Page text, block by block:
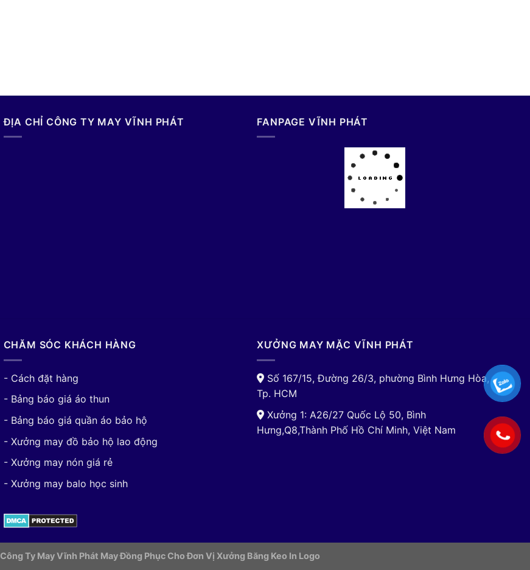
ĐỊA CHỈ CÔNG TY MAY VĨNH PHÁT FANPAGE VĨNH PHÁT
CHĂM SÓC KHÁCH HÀNG
- Cách đặt hàng
- Bảng báo giá áo thun
- Bảng báo giá quần áo bảo hộ
- Xưởng may đồ bảo hộ lao động
- Xưởng may nón giá rẻ
- Xưởng may balo học sinh
XƯỞNG MAY MẶC VĨNH PHÁT
Số 167/15, Đường 26/3, phường Bình Hưng Hòa,
Tp. HCM
Xưởng 1: A26/27 Quốc Lộ 50, Bình
Hưng,Q8,Thành Phố Hồ Chí Minh, Việt Nam
Công Ty May Vĩnh Phát May Đồng Phục Cho Đơn Vị Xưởng Băng Keo In Logo